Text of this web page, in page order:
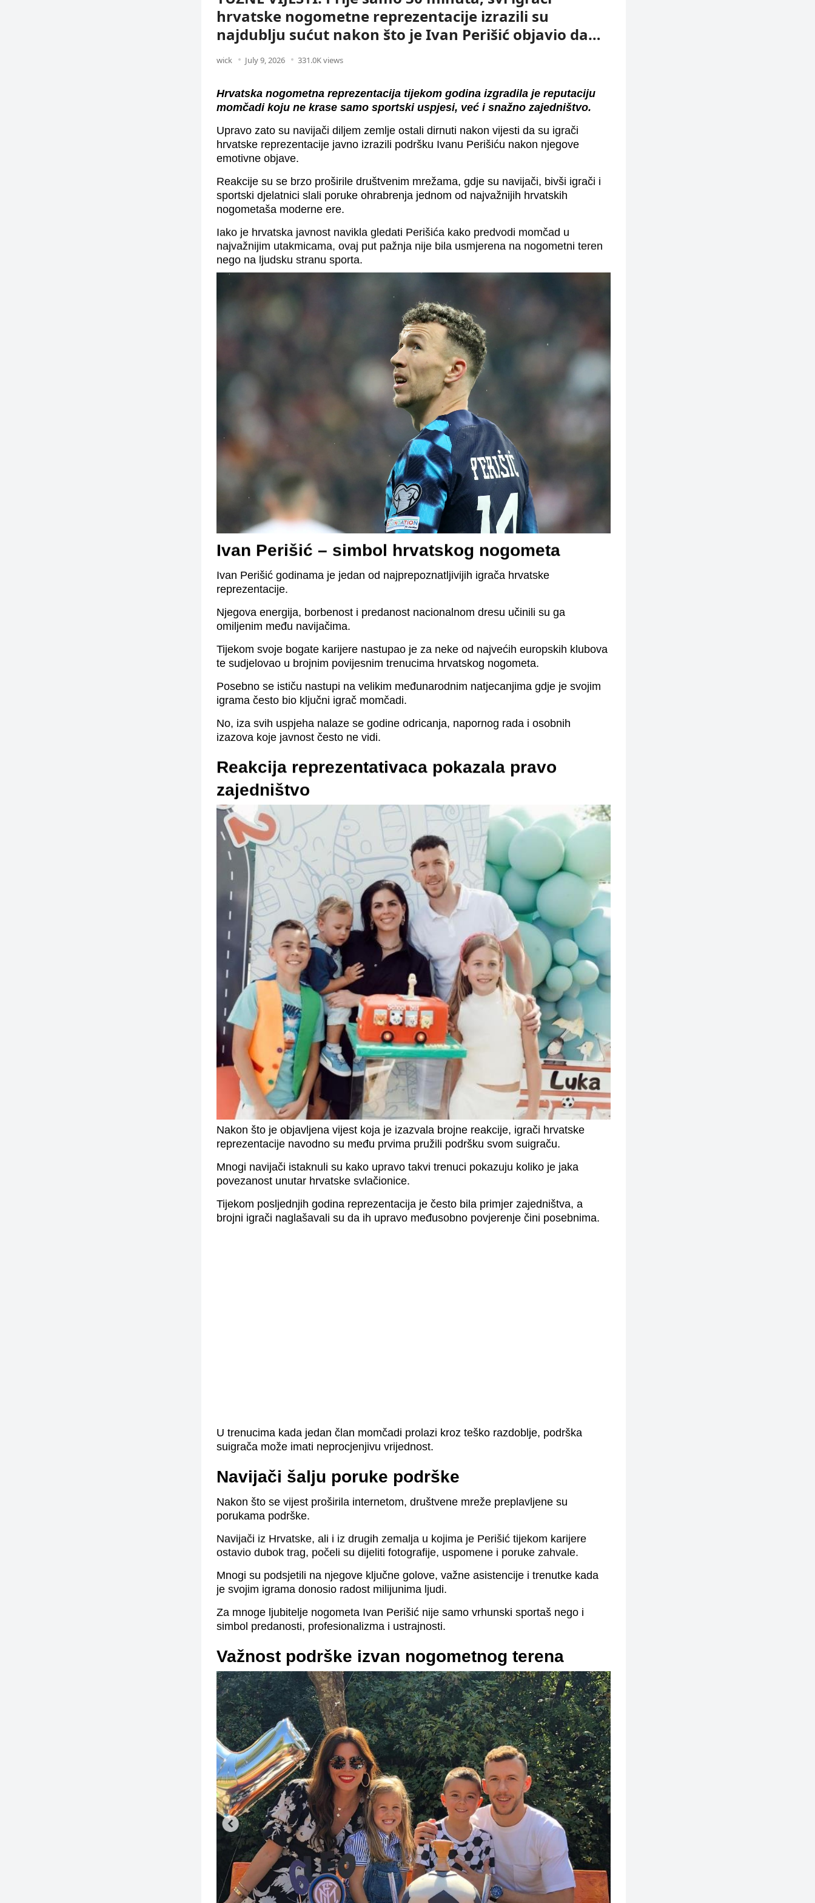
hrvatske nogometne reprezentacije izrazili su
najdublju sućut nakon što je Ivan Perišić objavio da…
wick July 9, 2026 331.0K views